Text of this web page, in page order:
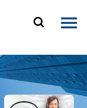
